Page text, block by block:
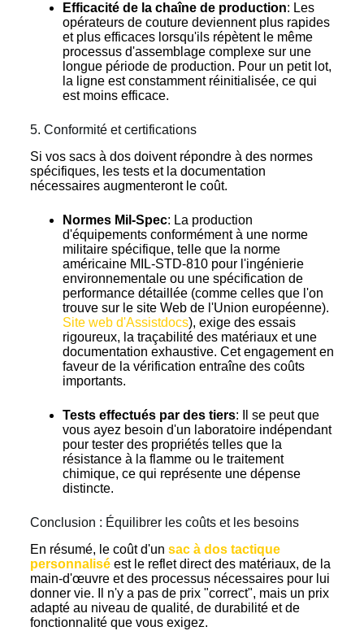
Efficacité de la chaîne de production: Les
opérateurs de couture deviennent plus rapides
et plus efficaces lorsqu'ils répètent le même
processus d'assemblage complexe sur une
longue période de production. Pour un petit lot,
la ligne est constamment réinitialisée, ce qui
est moins efficace.
5. Conformité et certifications
Si vos sacs à dos doivent répondre à des normes
spécifiques, les tests et la documentation
nécessaires augmenteront le coût.
Normes Mil-Spec: La production
d'équipements conformément à une norme
militaire spécifique, telle que la norme
américaine MIL-STD-810 pour l'ingénierie
environnementale ou une spécification de
performance détaillée (comme celles que l'on
trouve sur le site Web de l'Union européenne).
Site web d'Assistdocs), exige des essais
rigoureux, la traçabilité des matériaux et une
documentation exhaustive. Cet engagement en
faveur de la vérification entraîne des coûts
importants.
Tests effectués par des tiers: Il se peut que
vous ayez besoin d'un laboratoire indépendant
pour tester des propriétés telles que la
résistance à la flamme ou le traitement
chimique, ce qui représente une dépense
distincte.
Conclusion : Équilibrer les coûts et les besoins
En résumé, le coût d'un sac à dos tactique
personnaliséest le reflet direct des matériaux, de la
main-d'œuvre et des processus nécessaires pour lui
donner vie. Il n'y a pas de prix "correct", mais un prix
adapté au niveau de qualité, de durabilité et de
fonctionnalité que vous exigez.